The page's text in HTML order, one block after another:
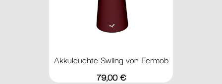
Akkuleuchte Swiing von Fermob
Preis
79,00 €